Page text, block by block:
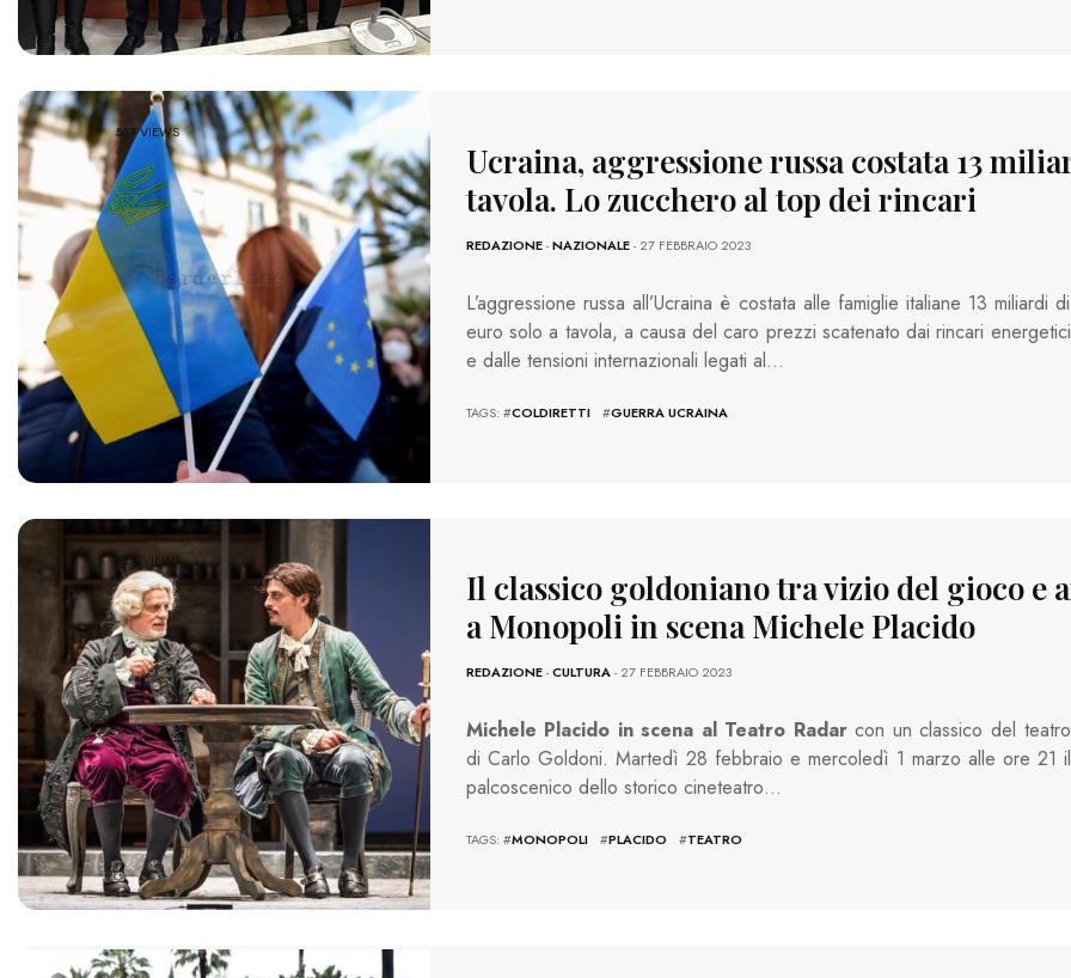
567 VIEWS
Ucraina, aggressione russa costata 13
tavola. Lo zucchero al top dei rincari
REDAZIONE-NAZIONALE- 27 FEBBRAIO 2023
L’aggressione russa all’Ucraina è costata alle famiglie italiane 13 miliardi di
euro solo a tavola, a causa del caro prezzi scatenato dai rincari energetici
e dalle tensioni internazionali legati al…
TAGS: #COLDIRETTI #GUERRA UCRAINA
728 VIEWS
Il classico goldoniano tra vizio del gioco e
a Monopoli in scena Michele Placido
REDAZIONE-CULTURA- 27 FEBBRAIO 2023
Michele Placido in scena al Teatro Radarcon un classico del teatro
di Carlo Goldoni. Martedì 28 febbraio e mercoledì 1 marzo alle ore 21 il
palcoscenico dello storico cineteatro…
TAGS: #MONOPOLI #PLACIDO #TEATRO